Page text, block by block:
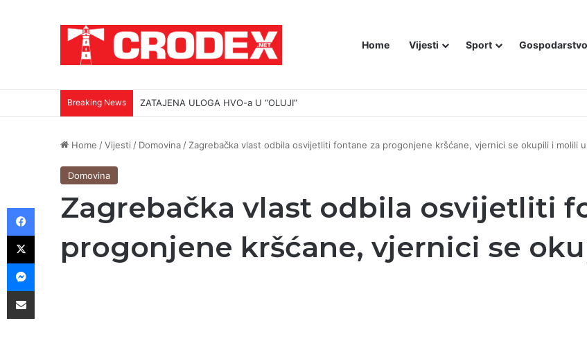
Home Vijesti Sport Gospodarstvo
Breaking News (VIDEO)Srbi su ga mučili i ubili na najokrutniji način – još živom spalili su mu tijelo pred ostalim
Home /Vijesti / Domovina / Zagrebačka vlast odbila osvijetliti fontane za progonjene kršćane, vjernici se okupili i molili
Domovina
Zagrebačka vlast odbila osvijetliti
progonjene kršćane, vjernici se
Facebook
X
Messenger
Podijeli putem E-maila